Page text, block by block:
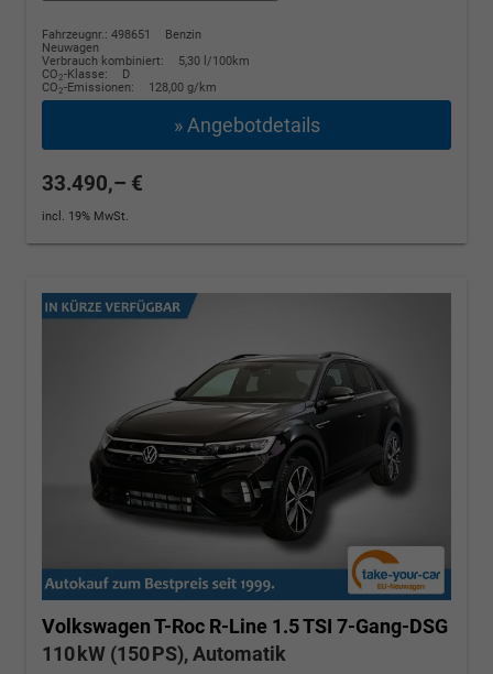
Fahrzeugnr.: 498651
Benzin
Neuwagen
Verbrauch kombiniert:
5,30 l/100km
CO2-Klasse:
D
CO2-Emissionen: 128,00 g/km
» Angebotdetails
33.490,– €
incl. 19% MwSt.
Volkswagen T-Roc R-Line 1.5 TSI 7-Gang-DSG
110 kW (150 PS), Automatik